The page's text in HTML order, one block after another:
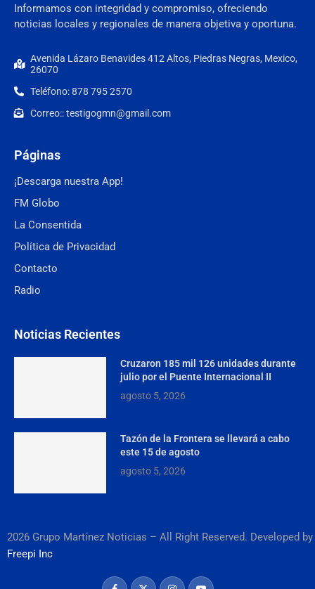
Informamos con integridad y compromiso, ofreciendo
noticias locales y regionales de manera objetiva y oportuna.
Avenida Lázaro Benavides 412 Altos, Piedras Negras, Mexico,
26070
Teléfono: 878 795 2570
Correo:: testigogmn@gmail.com
Páginas
¡Descarga nuestra App!
FM Globo
La Consentida
Política de Privacidad
Contacto
Radio
Noticias Recientes
Cruzaron 185 mil 126 unidades durante
julio por el Puente Internacional II
agosto 5, 2026
Tazón de la Frontera se llevará a cabo
este 15 de agosto
agosto 5, 2026
2026 Grupo Martínez Noticias – All Right Reserved. Developed by
Freepi Inc